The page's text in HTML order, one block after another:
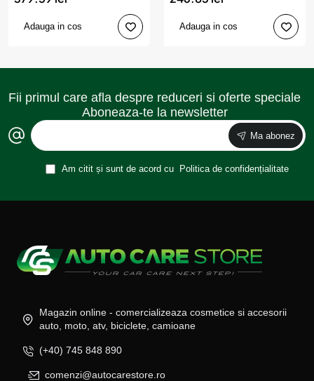
Adauga in cos Adauga in cos
Fii primul care afla despre reduceri si oferte speciale
Aboneaza-te la newsletter
Ma abonez
Am citit și sunt de acord cu Politica de confidențialitate
Magazin online - comercializeaza cosmetice si accesorii
auto, moto, atv, biciclete, camioane
(+40) 745 848 890
comenzi@autocarestore.ro